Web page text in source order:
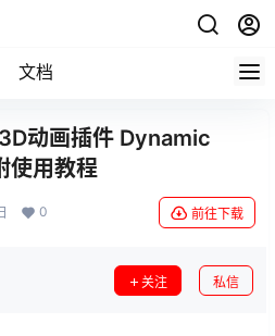
文档
动画插件 Dynamic
使用教程
0 前往下载
关注 私信